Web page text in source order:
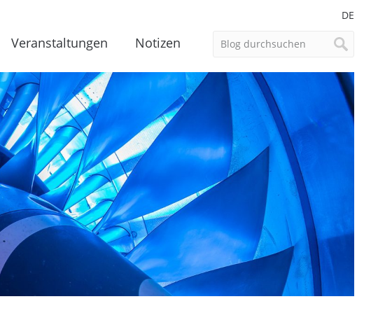
DE
Veranstaltungen Notizen